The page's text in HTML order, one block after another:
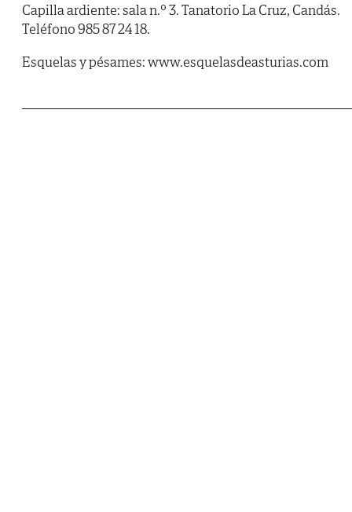
Capilla ardiente: sala n.º 3. Tanatorio La Cruz, Candás.
Teléfono 985 87 24 18.
Esquelas y pésames: www.esquelasdeasturias.com